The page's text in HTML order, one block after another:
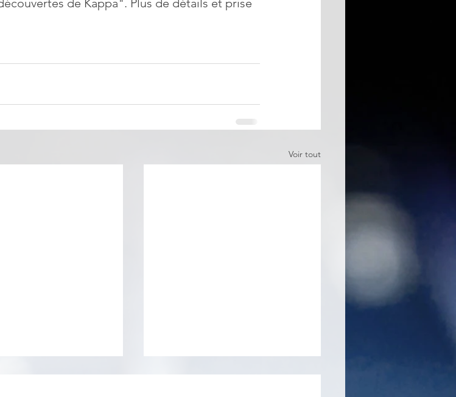
de Kappa". Plus de détails et prise
Voir tout